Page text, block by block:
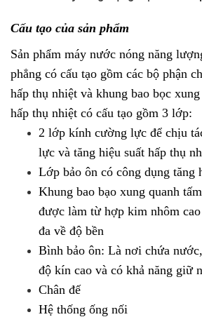
Cấu tạo của sản phẩm
Sản phẩm máy nước nóng năng
phẳng có cấu tạo gồm các bộ phận
hấp thụ nhiệt và khung bao bọc
hấp thụ nhiệt có cấu tạo gồm 3 lớp:
2 lớp kính cường lực để chịu
lực và tăng hiệu suất hấp thụ
Lớp bảo ôn có công dụng tăng
Khung bao bạo xung quanh
được làm từ hợp kim nhôm
đa về độ bền
Bình bảo ôn: Là nơi chứa
độ kín cao và có khả năng giữ
Chân đế
Hệ thống ống nối